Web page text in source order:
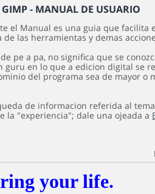
- MANUAL DE USUARIO
el Manual es una guia que facilita
de las herramientas y demas
pe a pa, no significa que se
guru en lo que a edicion digital se
del programa sea de mayor o
de informacion referida al
la "experiencia"; dale una ojeada a
your life.